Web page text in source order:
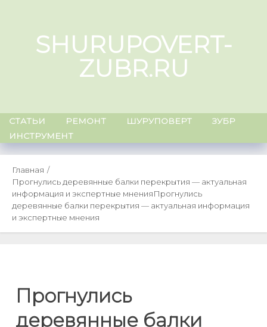
contentSHURUPOVERT-
ZUBR.RU
СТАТЬИ РЕМОНТ ШУРУПОВЕРТ
ЗУБР
ИНСТРУМЕНТ
Главная
Прогнулись деревянные балки перекрытия — актуальная
информация и экспертные мненияПрогнулись
деревянные балки перекрытия — актуальная информация
и экспертные мнения
Прогнулись
деревянные балки